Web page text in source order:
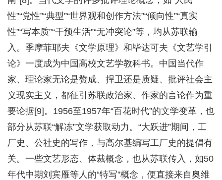
性”“党性”“典型”“世界观和创作方法”“倾向性”“真实
性”“写本质”“干预生活”“无冲突论”等，均从苏联输
入。季摩菲耶夫《文学原理》和毕达可夫《文艺学引
论》一度成为中国高校文艺学教科书。中国当代作
家、理论家无论是赞成、捍卫还是质疑、批评社会主
义现实主义，都征引苏联政治家、作家的言论作为重
要论据[9]。1956至1957年“百花时代”的文学变革，也
部分从苏联“解冻”文学获取动力。“大跃进”期间，工
厂史、公社史的写作，与高尔基编写工厂史的提倡有
关。一些文艺形态、体裁概念，也从苏联传入，如50
年代中期刘宾雁等人的“特写”概念，便直接来自奥维